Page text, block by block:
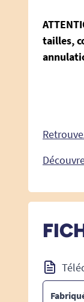
tailles,